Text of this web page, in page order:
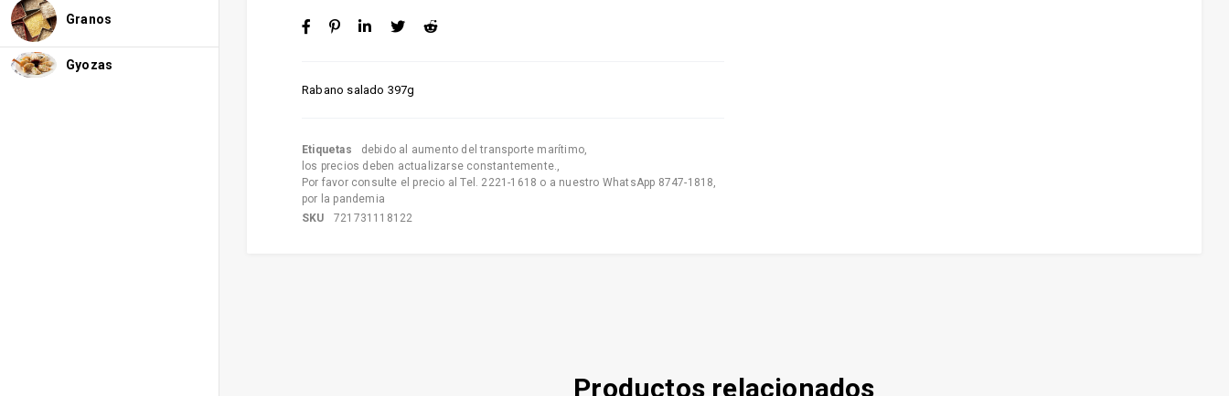
Granos
Gyozas
Rabano salado 397g
Etiquetas debido al aumento del transporte marítimo
los precios deben actualizarse constantemente.
Por favor consulte el precio al Tel. 2221-1618 o a nuestro WhatsApp 8747-1818
por la pandemia
SKU
721731118122
Productos relacionados